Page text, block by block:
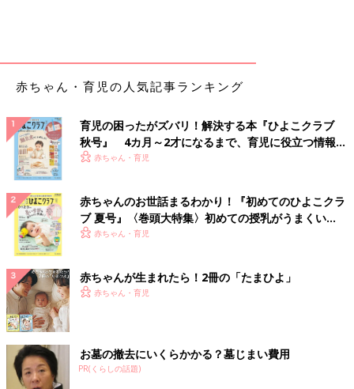
赤ちゃん・育児の人気記事ランキング
育児の困ったがズバリ！解決する本『ひよこクラブ
秋号』 4カ月～2才になるまで、育児に役立つ情報が
いっぱい！
赤ちゃん・育児
赤ちゃんのお世話まるわかり！『初めてのひよこクラ
ブ 夏号』〈巻頭大特集〉初めての授乳がうまくい
く！ おっぱい・ミルクの基本と夏のトラブル 解決テ
赤ちゃん・育児
赤ちゃんが生まれたら！2冊の「たまひよ」
赤ちゃん・育児
お墓の撤去にいくらかかる？墓じまい費用
PR(くらしの話題)